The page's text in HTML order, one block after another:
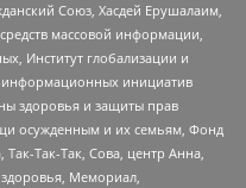
Союз, Хасдей Ерушалаим,
массовой информации,
Институт глобализации и
инициатив
здоровья и защиты прав
осужденным и их семьям, Фонд
Так-Так, Сова, центр Анна,
Мемориал,